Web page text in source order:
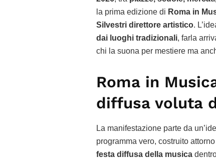
la prima edizione di Roma in
Silvestri direttore artistico.
dai luoghi tradizionali, farla
chi la suona per mestiere ma
Roma in
diffusa voluta
La manifestazione parte da
programma vero, costruito
festa diffusa della musica